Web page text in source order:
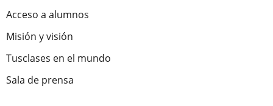
Acceso a alumnos
Misión y visión
Tusclases en el mundo
Sala de prensa